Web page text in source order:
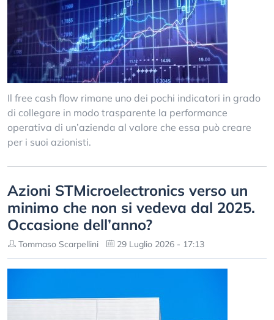
Il free cash flow rimane uno dei pochi indicatori in grado
di collegare in modo trasparente la performance
operativa di un’azienda al valore che essa può creare
per i suoi azionisti.
Azioni STMicroelectronics verso un
minimo che non si vedeva dal 2025.
Occasione dell’anno?
Tommaso Scarpellini 29 Luglio 2026 - 17:13